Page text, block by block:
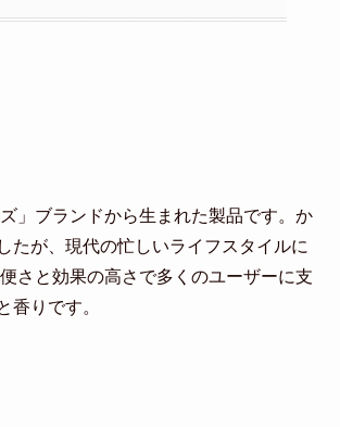
」ブランドから生まれた製品です。か
たが、現代の忙しいライフスタイルに
さと効果の高さで多くのユーザーに支
香りです。